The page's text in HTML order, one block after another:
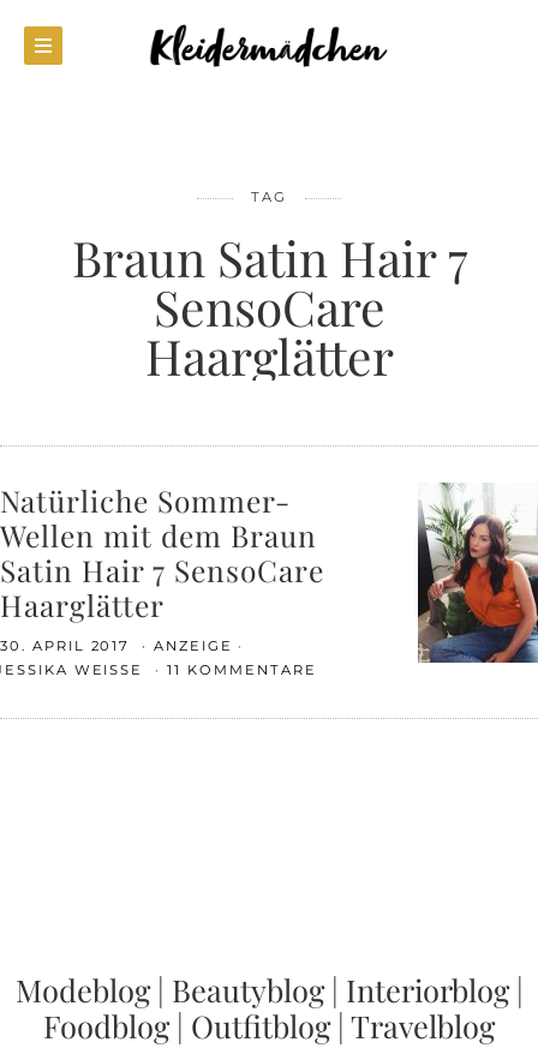
TAG
Braun Satin Hair 7
SensoCare
Haarglätter
Natürliche Sommer-
Wellen mit dem Braun
Satin Hair 7 SensoCare
Haarglätter
30. APRIL 2017
ANZEIGE
WEISSE
11 KOMMENTARE
Modeblog| Beautyblog| Interiorblog|
Foodblog| Outfitblog| Travelblog